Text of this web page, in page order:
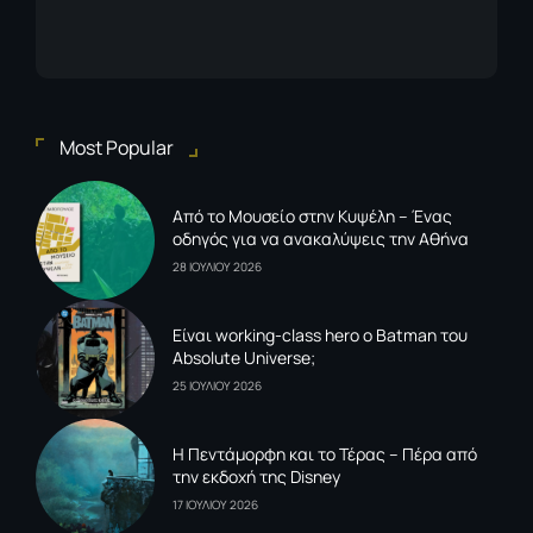
Most Popular
Από το Μουσείο στην Κυψέλη – Ένας
οδηγός για να ανακαλύψεις την Αθήνα
28 ΙΟΥΛΙΟΥ 2026
Είναι working-class hero ο Batman του
Absolute Universe;
25 ΙΟΥΛΙΟΥ 2026
Η Πεντάμορφη και το Τέρας – Πέρα από
την εκδοχή της Disney
17 ΙΟΥΛΙΟΥ 2026